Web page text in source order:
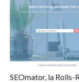
SEOmator, la Rolls-